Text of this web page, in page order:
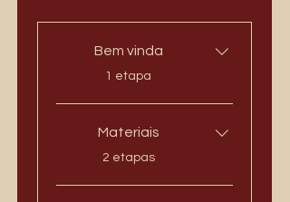
Bem vinda
.
1 etapa
Materiais
.
2 etapas